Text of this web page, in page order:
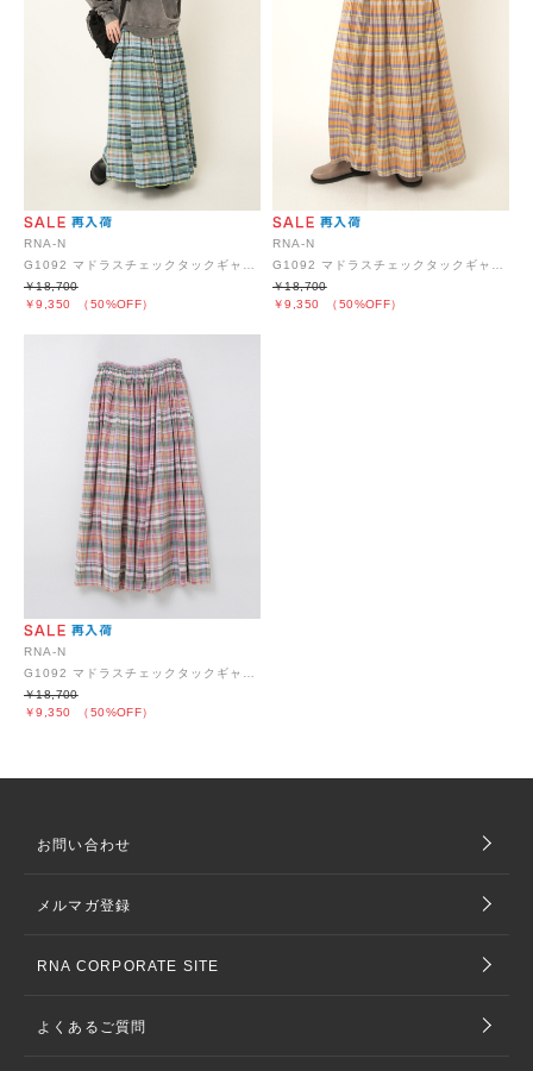
RNA-N
￥9,350 （50%OFF）
￥18,700
RNA-N
￥9,350 （50%OFF）
￥18,700
RNA-N
￥9,350 （50%OFF）
￥18,700
お問い合わせ
メルマガ登録
RNA CORPORATE SITE
よくあるご質問